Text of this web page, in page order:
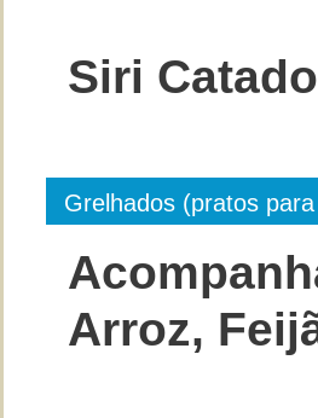
Siri
Grelhados (pratos
Arroz,